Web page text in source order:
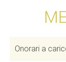
Onorari a